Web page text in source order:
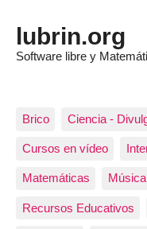
lubrin.org
Software libre y
Brico Ciencia -
Cursos en vídeo
Matemáticas
Recursos Educativos